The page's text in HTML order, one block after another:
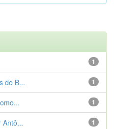
1
1
do B...
1
1
Antô...